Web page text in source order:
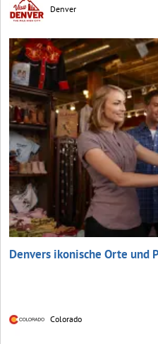
Denver
Denvers ikonische Orte und
Colorado